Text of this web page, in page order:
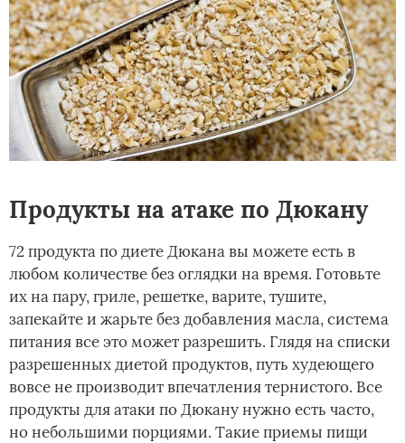
Продукты на атаке по Дюкану
72 продукта по диете Дюкана вы можете есть в
любом количестве без оглядки на время. Готовьте
их на пару, гриле, решетке, варите, тушите,
запекайте и жарьте без добавления масла, система
питания все это может разрешить. Глядя на списки
разрешенных диетой продуктов, путь худеющего
вовсе не производит впечатления тернистого. Все
продукты для атаки по Дюкану нужно есть часто,
но небольшими порциями. Такие приемы пищи